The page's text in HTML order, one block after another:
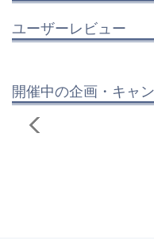
ユーザーレビュー
開催中の企画・キャ